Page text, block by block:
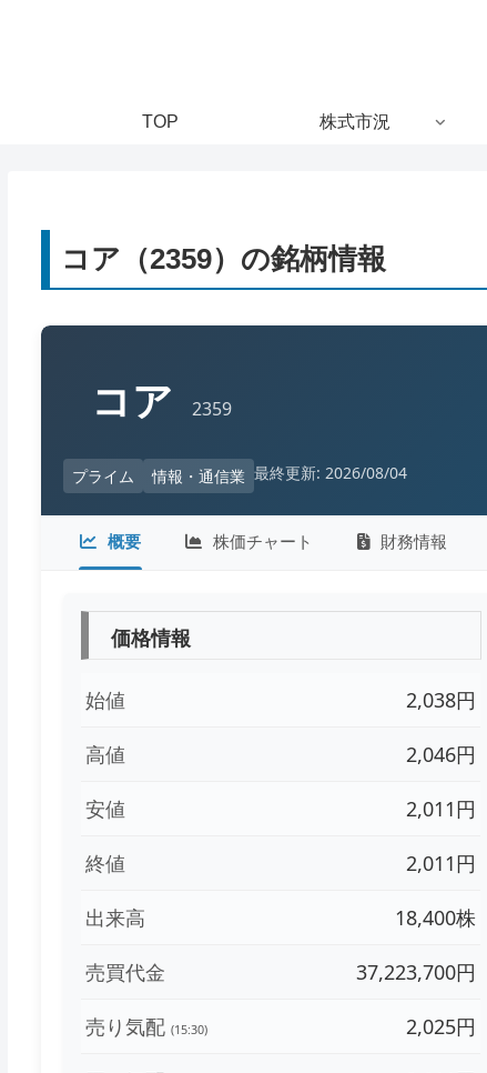
TOP 株式市況
コア（2359）の銘柄情報
コア 2359
プライム 情報・通信業 最終更新: 2026/08/04
概要 株価チャート 財務情報
価格情報
始値 2,038円
高値 2,046円
安値 2,011円
終値 2,011円
出来高 18,400株
売買代金 37,223,700円
売り気配 (15:30) 2,025円